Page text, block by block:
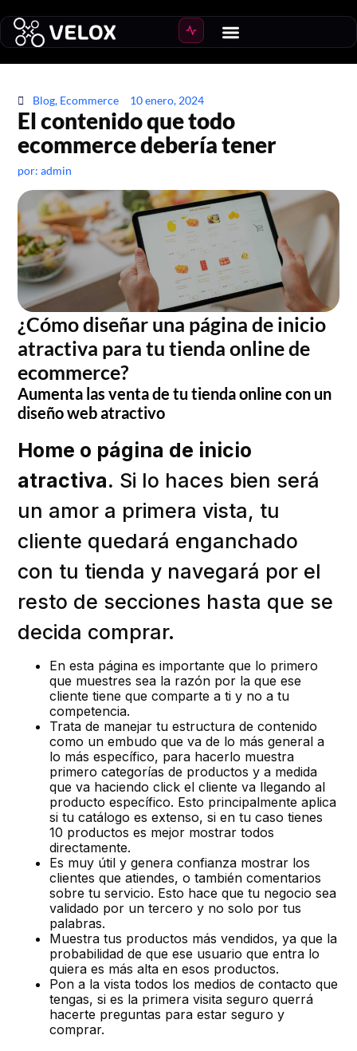
Blog, Ecommerce 10 enero, 2024
El contenido que todo
ecommerce debería tener
por: admin
¿Cómo diseñar una página de inicio
atractiva para tu tienda online de
ecommerce?
Aumenta las venta de tu tienda online con un
diseño web atractivo
Home o página de inicio
atractiva. Si lo haces bien será
un amor a primera vista, tu
cliente quedará enganchado
con tu tienda y navegará por el
resto de secciones hasta que se
decida comprar.
En esta página es importante que lo primero
que muestres sea la razón por la que ese
cliente tiene que comparte a ti y no a tu
competencia.
Trata de manejar tu estructura de contenido
como un embudo que va de lo más general a
lo más específico, para hacerlo muestra
primero categorías de productos y a medida
que va haciendo click el cliente va llegando al
producto específico. Esto principalmente aplica
si tu catálogo es extenso, si en tu caso tienes
10 productos es mejor mostrar todos
directamente.
Es muy útil y genera confianza mostrar los
clientes que atiendes, o también comentarios
sobre tu servicio. Esto hace que tu negocio sea
validado por un tercero y no solo por tus
palabras.
Muestra tus productos más vendidos, ya que la
probabilidad de que ese usuario que entra lo
quiera es más alta en esos productos.
Pon a la vista todos los medios de contacto que
tengas, si es la primera visita seguro querrá
hacerte preguntas para estar seguro y
comprar.